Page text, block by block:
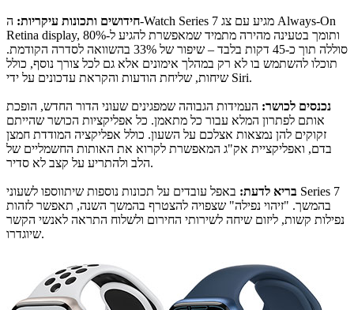
חידושים ותכונות עיקריות: ה-Watch Series 7 מגיע עם צג Always-On
Retina display, ותומך בטעינה מהירה מתמיד שמאפשרת להגיע ל-80%
סוללה תוך כ-45 דקות בלבד – שיפור של 33% בהשוואה לסדרה הקודמת.
תוכלו להשתמש בו לא רק במהלך אימונים אלא גם לכל צורך נוסף, כולל
שיחות, שליחת הודעות והקראת עדכונים על ידי Siri.
נכנסים לכושר: העמידות הגבוהה שמפגינים שעוני הדור החדש, הופכת
אותם לפתרון המלא עבור כל מתאמן. כל אפליקציות הכושר שהייתם
זקוקים להן נמצאות אצלכם על השעון. כולל אפליקציה המודדת חמצן
בדם, ואפליקציית אק"ג המאפשרת לקרוא את האותות החשמליים של
הלב ולהתריע על קצב לא סדיר.
בריא לדעת: באפל עובדים על תכונות נוספות שיתווספו לשעוני Series 7
בהמשך. "זיהוי נפילה" שצפויה להצטרף בהמשך השנה, תאפשר לזהות
נפילות קשות, ליזום שיחה לשירותי החירום ולשלוח התראה לאנשי הקשר
שיוגדרו.